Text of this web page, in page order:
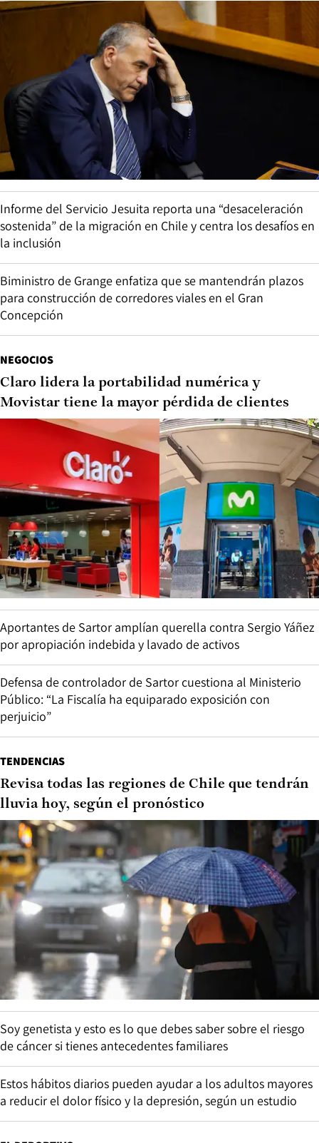
Informe del Servicio Jesuita reporta una “desaceleración
sostenida” de la migración en Chile y centra los desafíos en
la inclusión
Biministro de Grange enfatiza que se mantendrán plazos
para construcción de corredores viales en el Gran
Concepción
NEGOCIOS
Claro lidera la portabilidad numérica y
Movistar tiene la mayor pérdida de clientes
Aportantes de Sartor amplían querella contra Sergio Yáñez
por apropiación indebida y lavado de activos
Defensa de controlador de Sartor cuestiona al Ministerio
Público: “La Fiscalía ha equiparado exposición con
perjuicio”
TENDENCIAS
Revisa todas las regiones de Chile que tendrán
lluvia hoy, según el pronóstico
Soy genetista y esto es lo que debes saber sobre el riesgo
de cáncer si tienes antecedentes familiares
Estos hábitos diarios pueden ayudar a los adultos mayores
a reducir el dolor físico y la depresión, según un estudio